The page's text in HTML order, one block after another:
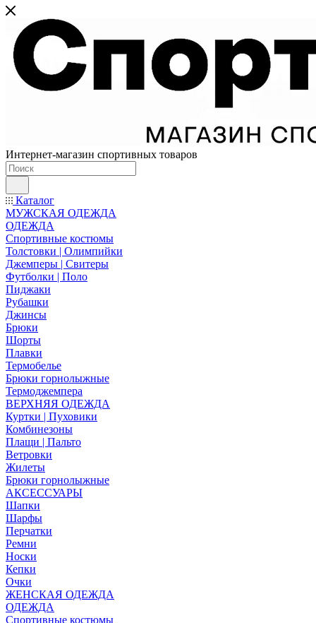
Интернет-магазин спортивных товаров
Каталог
МУЖСКАЯ ОДЕЖДА
ОДЕЖДА
Спортивные костюмы
Толстовки | Олимпийки
Джемперы | Свитеры
Футболки | Поло
Пиджаки
Рубашки
Джинсы
Брюки
Шорты
Плавки
Термобелье
Брюки горнолыжные
Термоджемпера
ВЕРХНЯЯ ОДЕЖДА
Куртки | Пуховики
Комбинезоны
Плащи | Пальто
Ветровки
Жилеты
Брюки горнолыжные
АКСЕССУАРЫ
Шапки
Шарфы
Перчатки
Ремни
Носки
Кепки
Очки
ЖЕНСКАЯ ОДЕЖДА
ОДЕЖДА
Спортивные костюмы